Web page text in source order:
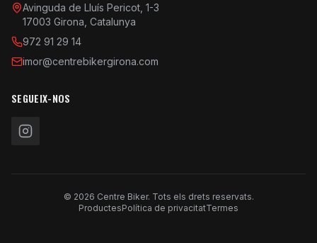
Avinguda de Lluís Pericot, 1-3
17003 Girona, Catalunya
972 91 29 14
imor@centrebikergirona.com
SEGUEIX-NOS
© 2026 Centre Biker. Tots els drets reservats.
ProductesPolítica de privacitatTermes